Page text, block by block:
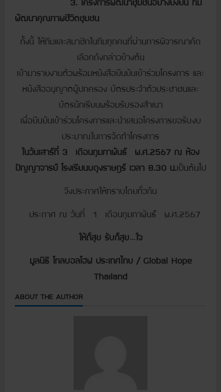
พัฒนาคุณภาพชีวิตชุมชน
ทั้งนี้ ให้ทีมและสมาชิกในทีมทุกคนที่ผ่านการพิจารณาคัด
เลือกดังกล่าวข้างต้น
เข้ามารายงานตัวพร้อมหนังสือยืนยันเข้าร่วมโครงการ และ
หนังสืออนุญาตผู้ปกครอง บัตรประจำตัวประชาชนและ
บัตรนักเรียนพร้อมรับรองสำเนา
เพื่อยืนยันเข้าร่วมโครงการและนำเสนอโครงการขอรับงบ
ประมาณในการจัดทำโครงการ
ในวันเสาร์ที่ 3 เดิอนกุมภาพันธ์ พ.ศ.2567 ณ ห้อง
ปัญญาจารย์ โรงเรียนผดุงราษฎร์ เวลา 8.30 น.เป็นต้นไป
จึงประกาศให้ทราบโดยทั่วกัน
ประกาศ ณ วันที่ 1 เดือนกุมภาพันธ์ พ.ศ.2567
ให้ก็สุข รับก็สุข…ใจ
มูลนิธิ โกลบอลโฮฟ ประเทศไทย / Global Hope
Thailand
ABOUT THE AUTHOR